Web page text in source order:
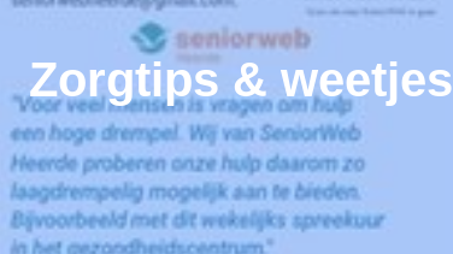
Zorgtips & weetjes